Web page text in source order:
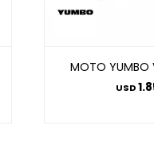
MOTO YUMBO
USD